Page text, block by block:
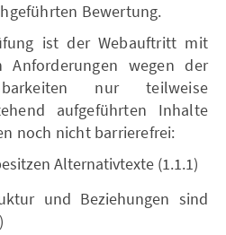
Bewertung.
ist der Webauftritt mit
Anforderungen wegen der
nur teilweise
aufgeführten Inhalte
noch nicht barrierefrei:
Alternativtexte (1.1.1)
und Beziehungen sind